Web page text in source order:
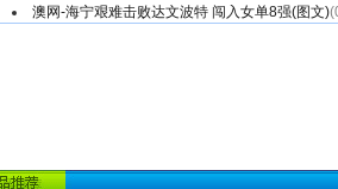
澳网-海宁艰难击败达文波特 闯入女单8强(图文)